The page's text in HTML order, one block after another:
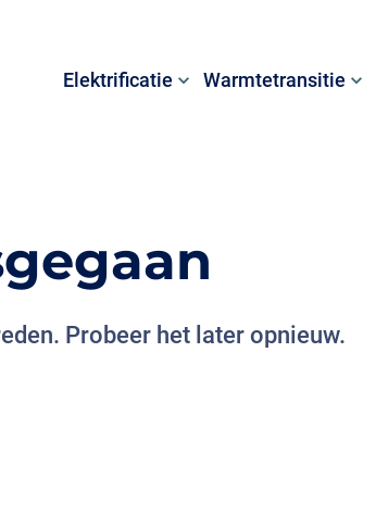
Elektrificatie Warmtetransitie
Probeer het later opnieuw.